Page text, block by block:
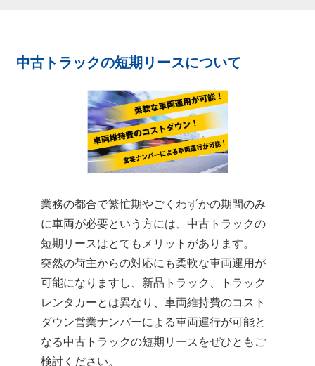
中古トラックの短期リースについて
業務の都合で繁忙期やごくわずかの期間のみ
に車両が必要という方には、中古トラックの
短期リースはとてもメリットがあります。
突然の荷主からの対応にも柔軟な車両運用が
可能になりますし、新品トラック、トラック
レンタカーとは異なり、車両維持費のコスト
ダウン営業ナンバーによる車両運行が可能と
なる中古トラックの短期リースをぜひともご
検討ください。